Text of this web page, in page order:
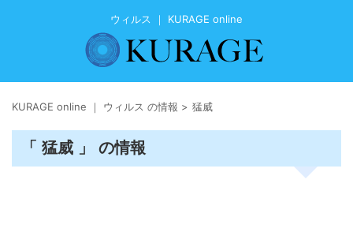
ウィルス ｜ KURAGE online
KURAGE online ｜ ウィルス の情報 > 猛威
「 猛威 」 の情報